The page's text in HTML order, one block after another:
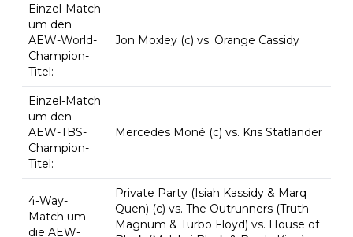
Einzel-Match
um den
AEW-World-
Champion-
Titel:
Jon Moxley (c) vs. Orange Cassidy
Einzel-Match
um den
AEW-TBS-
Champion-
Titel:
Mercedes Moné (c) vs. Kris Statlander
4-Way-
Match um
die AEW-
Private Party (Isiah Kassidy & Marq
Quen) (c) vs. The Outrunners (Truth
Magnum & Turbo Floyd) vs. House of